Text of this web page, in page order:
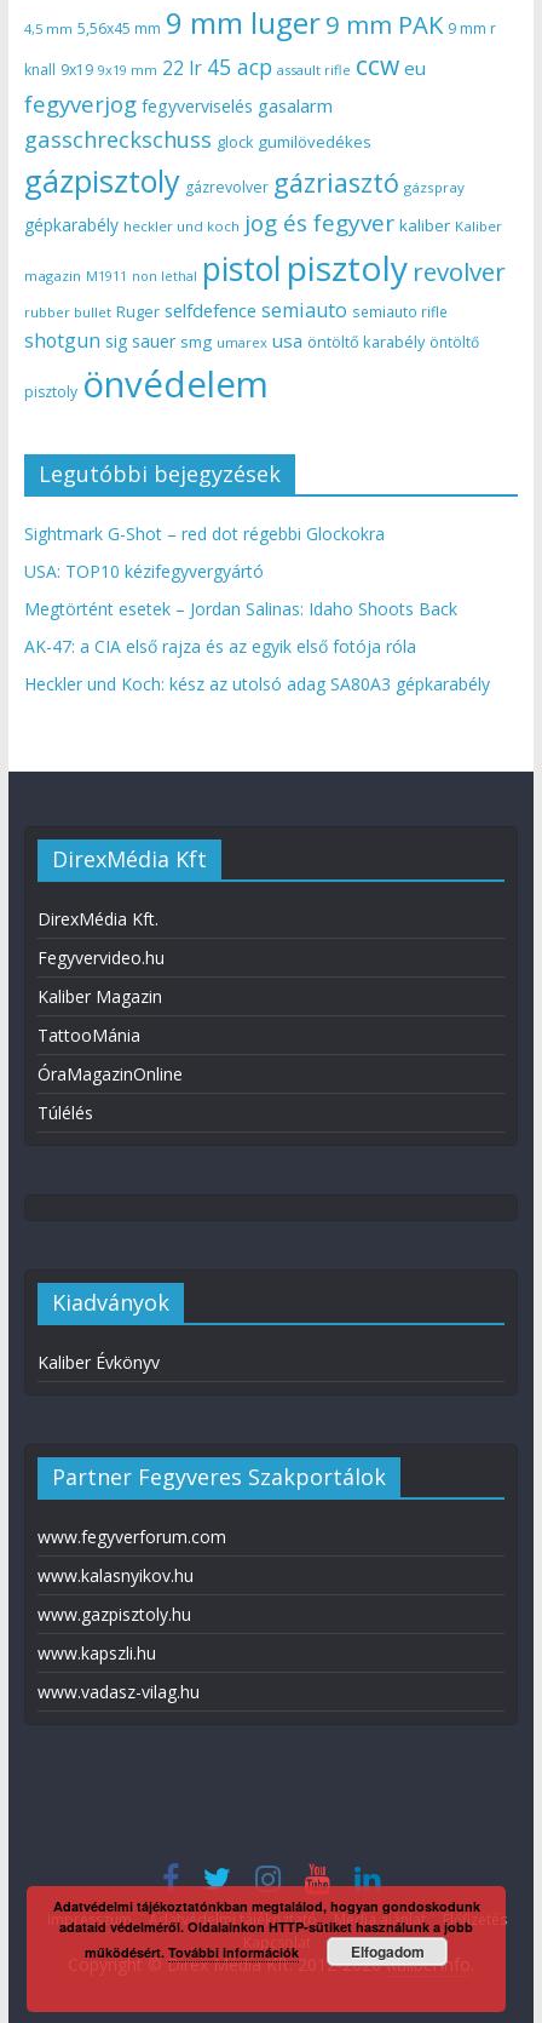
4,5 mm 5,56x45 mm 9 mm luger9 mm PAK 9 mm r
knall 9x19 9x19 mm 22 lr 45 acp assault rifle ccw eu
fegyverjog fegyverviselés gasalarm
gasschreckschuss glock gumilövedékes
gázpisztoly gázrevolver gázriasztó gázspray
gépkarabély heckler und koch jog és fegyver kaliber Kaliber
magazin M1911 non lethal pistol pisztoly revolver
rubber bullet Ruger selfdefence semiauto semiauto rifle
shotgun sig sauer smg umarex usa öntöltő karabély öntöltő
pisztoly önvédelem
Legutóbbi bejegyzések
Sightmark G-Shot – red dot régebbi Glockokra
USA: TOP10 kézifegyvergyártó
Megtörtént esetek – Jordan Salinas: Idaho Shoots Back
AK-47: a CIA első rajza és az egyik első fotója róla
Heckler und Koch: kész az utolsó adag SA80A3 gépkarabély
DirexMédia Kft
DirexMédia Kft.
Fegyvervideo.hu
Kaliber Magazin
TattooMánia
ÓraMagazinOnline
Túlélés
Kiadványok
Kaliber Évkönyv
Partner Fegyveres Szakportálok
www.fegyverforum.com
www.kalasnyikov.hu
www.gazpisztoly.hu
www.kapszli.hu
www.vadasz-vilag.hu
Impresszum Adatvédelmi tájékoztató Média ajánlat
Előfizetés
Copyright © Direx Média Kft. 2012-2026KaliberInfo
Adatvédelmi tájékoztatónkban megtalálod, hogyan gondoskodunk
adataid védelméről. Oldalainkon HTTP-sütiket használunk a jobb
működésért.További információk Elfogadom